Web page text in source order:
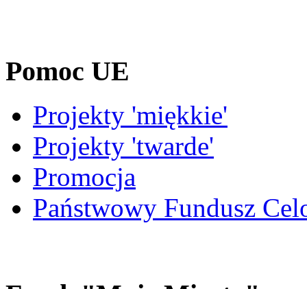
Pomoc UE
Projekty 'miękkie'
Projekty 'twarde'
Promocja
Państwowy Fundusz